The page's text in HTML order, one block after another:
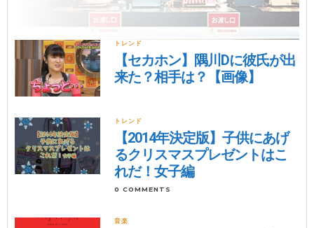
トレンド
【セカホン】隅川Dに彼氏が出
来た？相手は？【画像】
トレンド
【2014年決定版】子供にあげ
るクリスマスプレゼントはこ
れだ！女子編
0 COMMENTS
音楽